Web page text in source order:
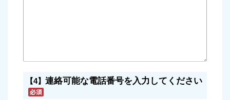
【4】 連絡可能な電話番号を入力してください